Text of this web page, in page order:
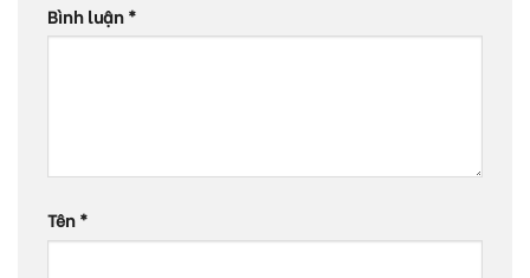
Bình luận*
Tên*